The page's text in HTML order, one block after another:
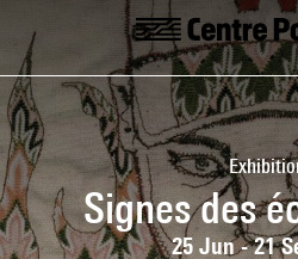
Skip to main content
Centre Pompidou
Signes des
25 Jun - 21